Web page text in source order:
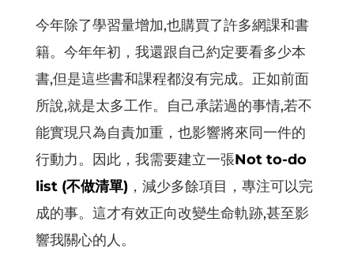
今年除了學習量增加,也購買了許多網課和書
籍。今年年初，我還跟自己約定要看多少本
書,但是這些書和課程都沒有完成。正如前面
所說,就是太多工作。自己承諾過的事情,若不
能實現只為自責加重，也影響將來同一件的
行動力。因此，我需要建立一張Not to-do
list (不做清單)，減少多餘項目，專注可以完
成的事。這才有效正向改變生命軌跡,甚至影
響我關心的人。